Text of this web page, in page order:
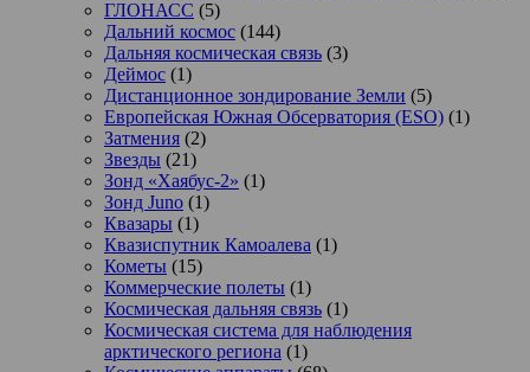
ГЛОНАСС (5)
Дальний космос (144)
Дальняя космическая связь (3)
Деймос (1)
Дистанционное зондирование Земли (5)
Европейская Южная Обсерватория (ESO) (1)
Затмения (2)
Звезды (21)
Зонд «Хаябус-2» (1)
Зонд Juno (1)
Квазары (1)
Квазиспутник Камоалева (1)
Кометы (15)
Коммерческие полеты (1)
Космическая дальняя связь (1)
Космическая система для наблюдения
арктического региона (1)